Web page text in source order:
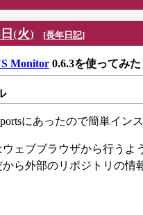
(火) [長年日記]
Monitor 0.6.3を使ってみた
にあったので簡単イン
ェブブラウザから行うよ
ら外部のリポジトリの情